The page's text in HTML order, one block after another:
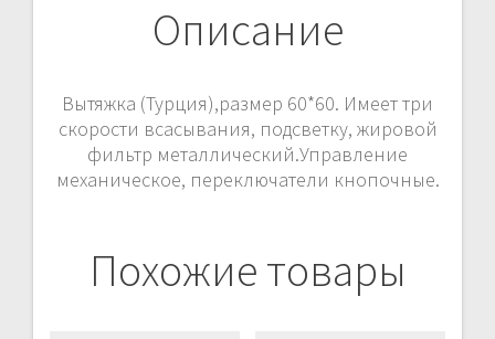
Описание
Вытяжка (Турция),размер 60*60. Имеет три
скорости всасывания, подсветку, жировой
фильтр металлический.Управление
механическое, переключатели кнопочные.
Похожие товары